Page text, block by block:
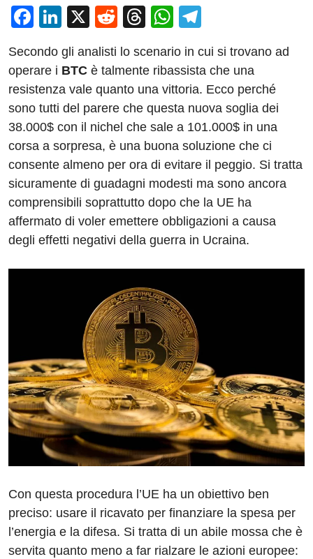
F
c
e
b
o
o
k
Li
k
e
dI
n
X
R
d
di
t
T
e
a
d
s
W
at
s
A
p
p
e
gr
a
m
Secondo gli analisti lo scenario in cui si trovano ad
operare i BTC è talmente ribassista che una
resistenza vale quanto una vittoria. Ecco perché
sono tutti del parere che questa nuova soglia dei
38.000$ con il nichel che sale a 101.000$ in una
corsa a sorpresa, è una buona soluzione che ci
consente almeno per ora di evitare il peggio. Si tratta
sicuramente di guadagni modesti ma sono ancora
comprensibili soprattutto dopo che la UE ha
affermato di voler emettere obbligazioni a causa
degli effetti negativi della guerra in Ucraina.
Con questa procedura l’UE ha un obiettivo ben
preciso: usare il ricavato per finanziare la spesa per
l’energia e la difesa. Si tratta di un abile mossa che è
servita quanto meno a far rialzare le azioni europee: